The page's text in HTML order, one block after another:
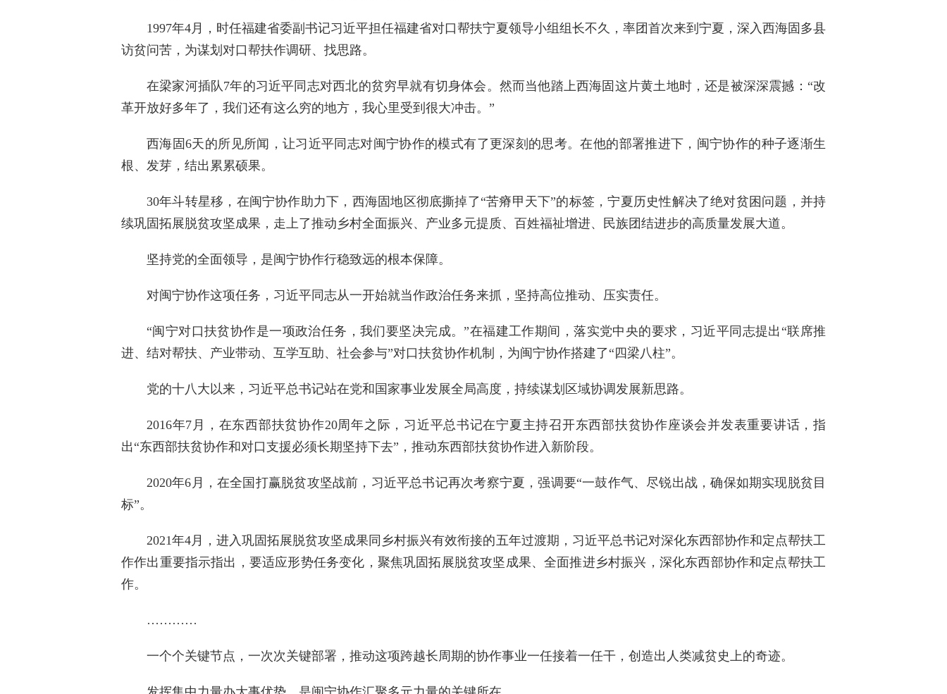
1997年4月，时任福建省委副书记习近平担任福建省对口帮扶宁夏领导小组组长不久，率团首次来到宁夏，深入西海固多县
访贫问苦，为谋划对口帮扶作调研、找思路。
在梁家河插队7年的习近平同志对西北的贫穷早就有切身体会。然而当他踏上西海固这片黄土地时，还是被深深震撼：“改
革开放好多年了，我们还有这么穷的地方，我心里受到很大冲击。”
西海固6天的所见所闻，让习近平同志对闽宁协作的模式有了更深刻的思考。在他的部署推进下，闽宁协作的种子逐渐生
根、发芽，结出累累硕果。
30年斗转星移，在闽宁协作助力下，西海固地区彻底撕掉了“苦瘠甲天下”的标签，宁夏历史性解决了绝对贫困问题，并持
续巩固拓展脱贫攻坚成果，走上了推动乡村全面振兴、产业多元提质、百姓福祉增进、民族团结进步的高质量发展大道。
坚持党的全面领导，是闽宁协作行稳致远的根本保障。
对闽宁协作这项任务，习近平同志从一开始就当作政治任务来抓，坚持高位推动、压实责任。
“闽宁对口扶贫协作是一项政治任务，我们要坚决完成。”在福建工作期间，落实党中央的要求，习近平同志提出“联席推
进、结对帮扶、产业带动、互学互助、社会参与”对口扶贫协作机制，为闽宁协作搭建了“四梁八柱”。
党的十八大以来，习近平总书记站在党和国家事业发展全局高度，持续谋划区域协调发展新思路。
2016年7月，在东西部扶贫协作20周年之际，习近平总书记在宁夏主持召开东西部扶贫协作座谈会并发表重要讲话，指
出“东西部扶贫协作和对口支援必须长期坚持下去”，推动东西部扶贫协作进入新阶段。
2020年6月，在全国打赢脱贫攻坚战前，习近平总书记再次考察宁夏，强调要“一鼓作气、尽锐出战，确保如期实现脱贫目
标”。
2021年4月，进入巩固拓展脱贫攻坚成果同乡村振兴有效衔接的五年过渡期，习近平总书记对深化东西部协作和定点帮扶工
作作出重要指示指出，要适应形势任务变化，聚焦巩固拓展脱贫攻坚成果、全面推进乡村振兴，深化东西部协作和定点帮扶工
作。
…………
一个个关键节点，一次次关键部署，推动这项跨越长周期的协作事业一任接着一任干，创造出人类减贫史上的奇迹。